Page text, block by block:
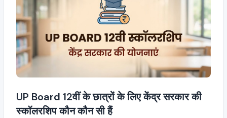
UP Board 12वीं के छात्रों के लिए केंद्र सरकार की
स्कॉलरशिप कौन कौन सी हैं